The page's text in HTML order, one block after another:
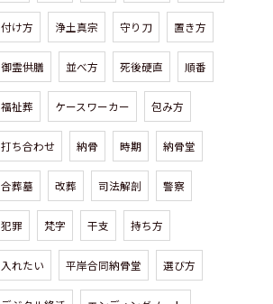
付け方 浄土真宗 守り刀 置き方
御霊供膳 並べ方 死後硬直 順番
福祉葬 ケースワーカー 包み方
打ち合わせ 納骨 時期 納骨堂
合葬墓 改葬 司法解剖 警察
犯罪 梵字 干支 持ち方
入れたい 平岸合同納骨堂 選び方